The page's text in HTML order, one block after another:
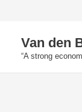
contentVan den
“A strong